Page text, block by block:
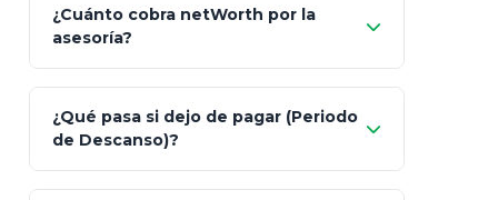
¿Cuánto cobra netWorth por la
asesoría?
¿Qué pasa si dejo de pagar (Periodo
de Descanso)?